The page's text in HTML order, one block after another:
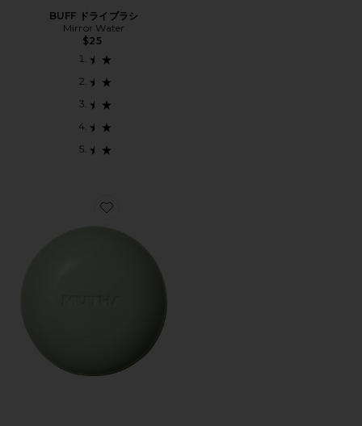
BUFF ドライブラシ
Mirror Water
$25
Favorite ボディバー